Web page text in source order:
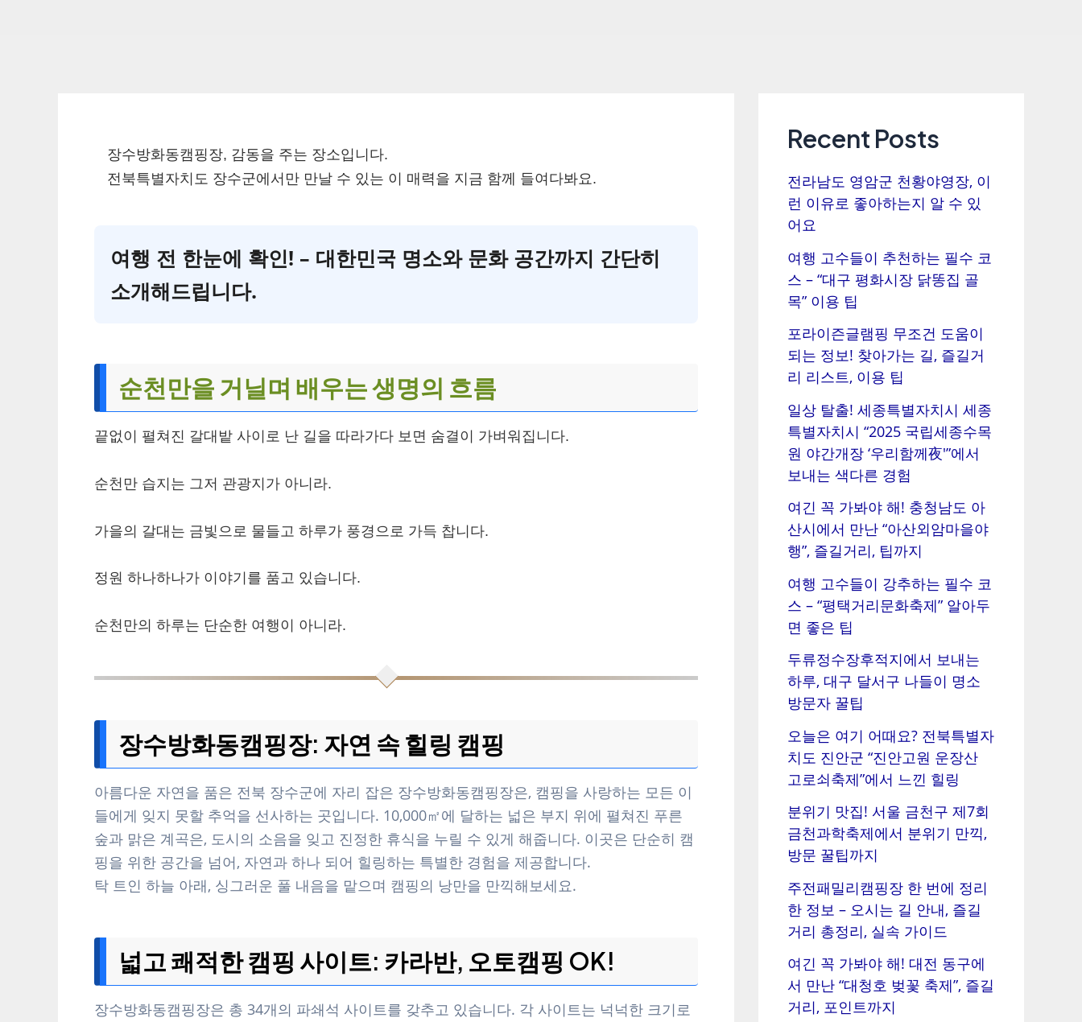
장수방화동캠핑장, 감동을 주는 장소입니다.
전북특별자치도 장수군에서만 만날 수 있는 이 매력을 지금 함께 들여다봐요.
여행 전 한눈에 확인! – 대한민국 명소와 문화 공간까지 간단히
소개해드립니다.
순천만을 거닐며 배우는 생명의 흐름
끝없이 펼쳐진 갈대밭 사이로 난 길을 따라가다 보면 숨결이 가벼워집니다.
순천만 습지는 그저 관광지가 아니라.
가을의 갈대는 금빛으로 물들고 하루가 풍경으로 가득 찹니다.
정원 하나하나가 이야기를 품고 있습니다.
순천만의 하루는 단순한 여행이 아니라.
장수방화동캠핑장: 자연 속 힐링 캠핑
아름다운 자연을 품은 전북 장수군에 자리 잡은 장수방화동캠핑장은, 캠핑을 사랑하는 모든 이
들에게 잊지 못할 추억을 선사하는 곳입니다. 10,000㎡에 달하는 넓은 부지 위에 펼쳐진 푸른
숲과 맑은 계곡은, 도시의 소음을 잊고 진정한 휴식을 누릴 수 있게 해줍니다. 이곳은 단순히 캠
핑을 위한 공간을 넘어, 자연과 하나 되어 힐링하는 특별한 경험을 제공합니다.
탁 트인 하늘 아래, 싱그러운 풀 내음을 맡으며 캠핑의 낭만을 만끽해보세요.
넓고 쾌적한 캠핑 사이트: 카라반, 오토캠핑 OK!
장수방화동캠핑장은 총 34개의 파쇄석 사이트를 갖추고 있습니다. 각 사이트는 넉넉한 크기로
Recent Posts
전라남도 영암군 천황야영장, 이
런 이유로 좋아하는지 알 수 있
어요
여행 고수들이 추천하는 필수 코
스 – “대구 평화시장 닭똥집 골
목” 이용 팁
포라이즌글램핑 무조건 도움이
되는 정보! 찾아가는 길, 즐길거
리 리스트, 이용 팁
일상 탈출! 세종특별자치시 세종
특별자치시 “2025 국립세종수목
원 야간개장 ‘우리함께夜'”에서
보내는 색다른 경험
여긴 꼭 가봐야 해! 충청남도 아
산시에서 만난 “아산외암마을야
행”, 즐길거리, 팁까지
여행 고수들이 강추하는 필수 코
스 – “평택거리문화축제” 알아두
면 좋은 팁
두류정수장후적지에서 보내는
하루, 대구 달서구 나들이 명소
방문자 꿀팁
오늘은 여기 어때요? 전북특별자
치도 진안군 “진안고원 운장산
고로쇠축제”에서 느낀 힐링
분위기 맛집! 서울 금천구 제7회
금천과학축제에서 분위기 만끽,
방문 꿀팁까지
주전패밀리캠핑장 한 번에 정리
한 정보 – 오시는 길 안내, 즐길
거리 총정리, 실속 가이드
여긴 꼭 가봐야 해! 대전 동구에
서 만난 “대청호 벚꽃 축제”, 즐길
거리, 포인트까지